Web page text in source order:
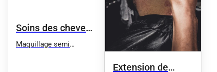
Soins des cheveux
et spa
Maquillage semi
Extension de